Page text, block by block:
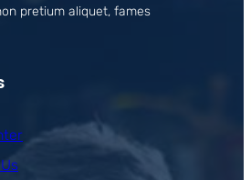
pretium aliquet, fames